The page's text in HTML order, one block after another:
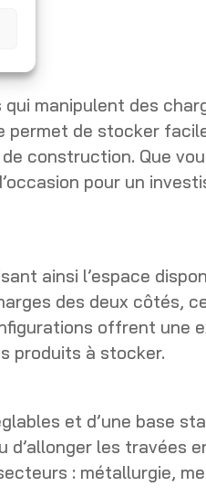
manipulent des
permet de stocker
construction. Que
pour un
ainsi l’espace
des deux côtés,
offrent une
produits à stocker.
et d’une base
d’allonger les travées
: métallurgie,